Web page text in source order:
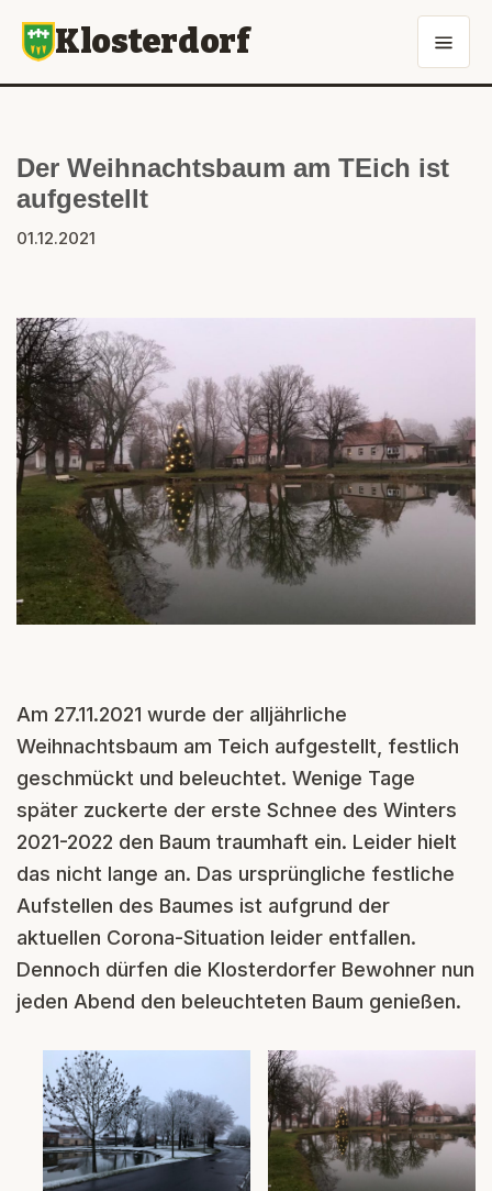
Klosterdorf
Der Weihnachtsbaum am TEich ist
aufgestellt
01.12.2021
Am 27.11.2021 wurde der alljährliche
Weihnachtsbaum am Teich aufgestellt, festlich
geschmückt und beleuchtet. Wenige Tage
später zuckerte der erste Schnee des Winters
2021-2022 den Baum traumhaft ein. Leider hielt
das nicht lange an. Das ursprüngliche festliche
Aufstellen des Baumes ist aufgrund der
aktuellen Corona-Situation leider entfallen.
Dennoch dürfen die Klosterdorfer Bewohner nun
jeden Abend den beleuchteten Baum genießen.